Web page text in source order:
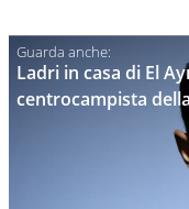
Ladri in casa di El
centrocampista